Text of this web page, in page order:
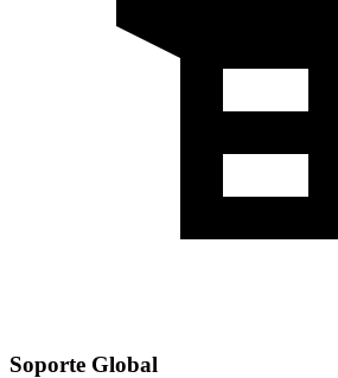
Soporte Global